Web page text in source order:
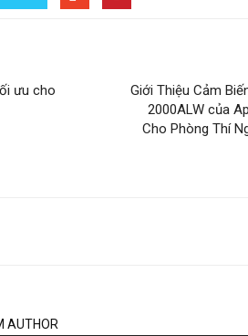
ưu cho
Giới Thiệu Cảm
2000ALW của
Cho Phòng Thí
AUTHOR